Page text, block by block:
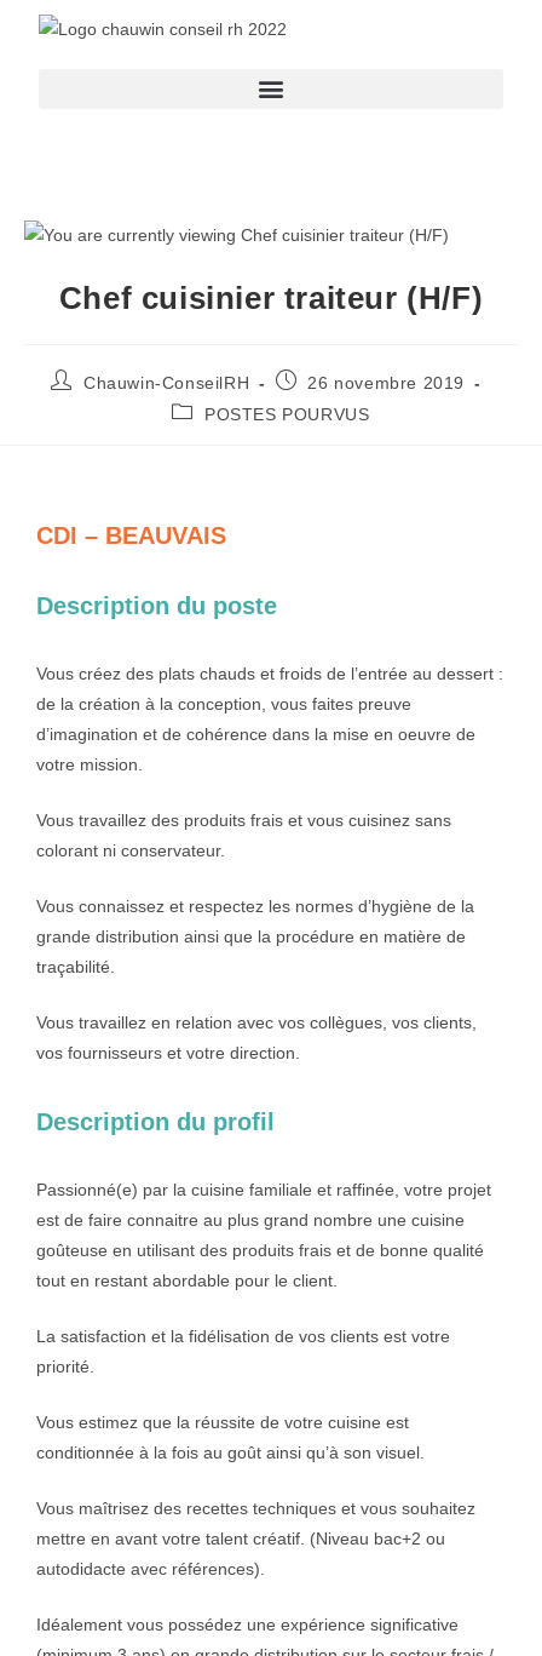
Chef cuisinier traiteur (H/F)
Chauwin-ConseilRH
26 novembre 2019
POSTES POURVUS
CDI – BEAUVAIS
Description du poste
Vous créez des plats chauds et froids de l’entrée au dessert :
de la création à la conception, vous faites preuve
d’imagination et de cohérence dans la mise en oeuvre de
votre mission.
Vous travaillez des produits frais et vous cuisinez sans
colorant ni conservateur.
Vous connaissez et respectez les normes d’hygiène de la
grande distribution ainsi que la procédure en matière de
traçabilité.
Vous travaillez en relation avec vos collègues, vos clients,
vos fournisseurs et votre direction.
Description du profil
Passionné(e) par la cuisine familiale et raffinée, votre projet
est de faire connaitre au plus grand nombre une cuisine
goûteuse en utilisant des produits frais et de bonne qualité
tout en restant abordable pour le client.
La satisfaction et la fidélisation de vos clients est votre
priorité.
Vous estimez que la réussite de votre cuisine est
conditionnée à la fois au goût ainsi qu’à son visuel.
Vous maîtrisez des recettes techniques et vous souhaitez
mettre en avant votre talent créatif. (Niveau bac+2 ou
autodidacte avec références).
Idéalement vous possédez une expérience significative